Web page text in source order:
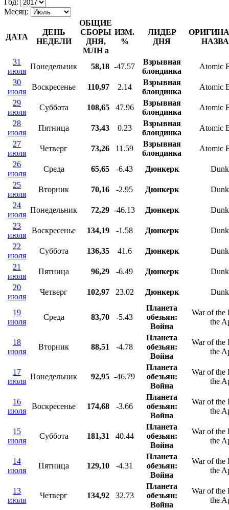
Год:
Месяц:
ДАТА
ДЕНЬ
НЕДЕЛИ
ОБЩИЕ
СБОРЫ
ДНЯ,
МЛНa
ИЗМ.
%
ЛИДЕР
ДНЯ
31
июля
Понедельник 58,18 -47.57
Взрывная
блондинка
Atomic
30
июля
Воскресенье 110,97 2.14
Взрывная
блондинка
Atomic
29
июля
Суббота 108,65 47.96
Взрывная
блондинка
Atomic
28
июля
Пятница 73,43 0.23
Взрывная
блондинка
Atomic
27
июля
Четверг 73,26 11.59
Взрывная
блондинка
Atomic
26
июля
Среда 65,65 -6.43 Дюнкерк
25
июля
Вторник 70,16 -2.95 Дюнкерк
24
июля
Понедельник 72,29 -46.13 Дюнкерк
23
июля
Воскресенье 134,19 -1.58 Дюнкерк
22
июля
Суббота 136,35 41.6 Дюнкерк
21
июля
Пятница 96,29 -6.49 Дюнкерк
20
июля
Четверг 102,97 23.02 Дюнкерк
19
июля
Среда 83,70 -5.43
Планета
обезьян:
Война
War of the
the
18
июля
Вторник 88,51 -4.78
Планета
обезьян:
Война
War of the
the
17
июля
Понедельник 92,95 -46.79
Планета
обезьян:
Война
War of the
the
16
июля
Воскресенье 174,68 -3.66
Планета
обезьян:
Война
War of the
the
15
июля
Суббота 181,31 40.44
Планета
обезьян:
Война
War of the
the
14
июля
Пятница 129,10 -4.31
Планета
обезьян:
Война
War of the
the
13
июля
Четверг 134,92 32.73
Планета
обезьян:
Война
War of the
the